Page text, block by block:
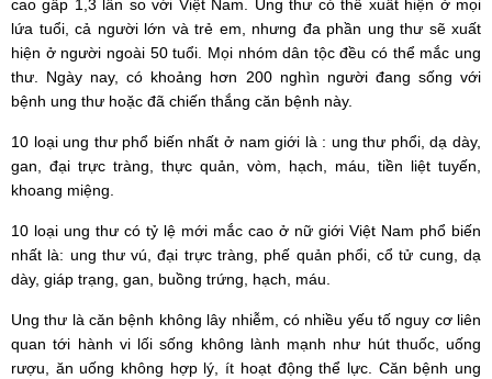
cao gấp 1,3 lần so với Việt Nam. Ung thư có thể xuất hiện ở mọi
lứa tuổi, cả người lớn và trẻ em, nhưng đa phần ung thư sẽ xuất
hiện ở người ngoài 50 tuổi. Mọi nhóm dân tộc đều có thể mắc ung
thư. Ngày nay, có khoảng hơn 200 nghìn người đang sống với
bệnh ung thư hoặc đã chiến thắng căn bệnh này.
10 loại ung thư phổ biến nhất ở nam giới là : ung thư phổi, dạ dày,
gan, đại trực tràng, thực quản, vòm, hạch, máu, tiền liệt tuyến,
khoang miệng.
10 loại ung thư có tỷ lệ mới mắc cao ở nữ giới Việt Nam phổ biến
nhất là: ung thư vú, đại trực tràng, phế quản phổi, cổ tử cung, dạ
dày, giáp trạng, gan, buồng trứng, hạch, máu.
Ung thư là căn bệnh không lây nhiễm, có nhiều yếu tố nguy cơ liên
quan tới hành vi lối sống không lành mạnh như hút thuốc, uống
rượu, ăn uống không hợp lý, ít hoạt động thể lực. Căn bệnh ung